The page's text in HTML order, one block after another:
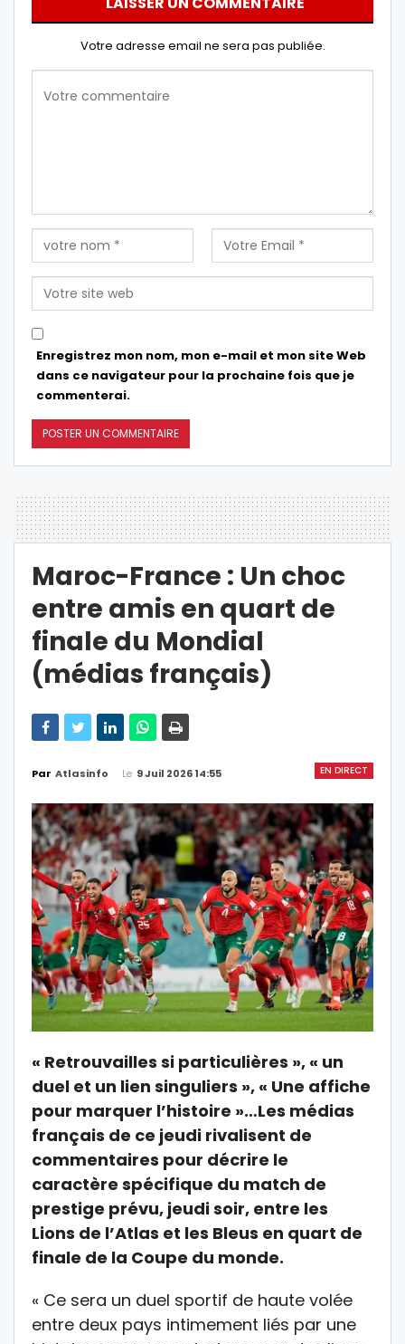
Votre adresse email ne sera pas publiée.
Enregistrez mon nom, mon e-mail et mon site Web
dans ce navigateur pour la prochaine fois que je
commenterai.
Maroc-France : Un choc
entre amis en quart de
finale du Mondial
(médias français)
EN DIRECT
Par Atlasinfo Le 9 Juil 2026 14:55
« Retrouvailles si particulières », « un
duel et un lien singuliers », « Une affiche
pour marquer l’histoire »…Les médias
français de ce jeudi rivalisent de
commentaires pour décrire le
caractère spécifique du match de
prestige prévu, jeudi soir, entre les
Lions de l’Atlas et les Bleus en quart de
finale de la Coupe du monde.
« Ce sera un duel sportif de haute volée
entre deux pays intimement liés par une